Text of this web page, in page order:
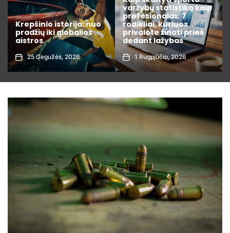
Krepšinio istorija: nuo
pradžių iki globalios
aistros
25 Gegužės, 2026
varžybų statistiką kaip
profesionalas: 7
rodikliai, kuriuos
privalote žinoti prieš
dedant lažybas
1 Rugpjūčio, 2026